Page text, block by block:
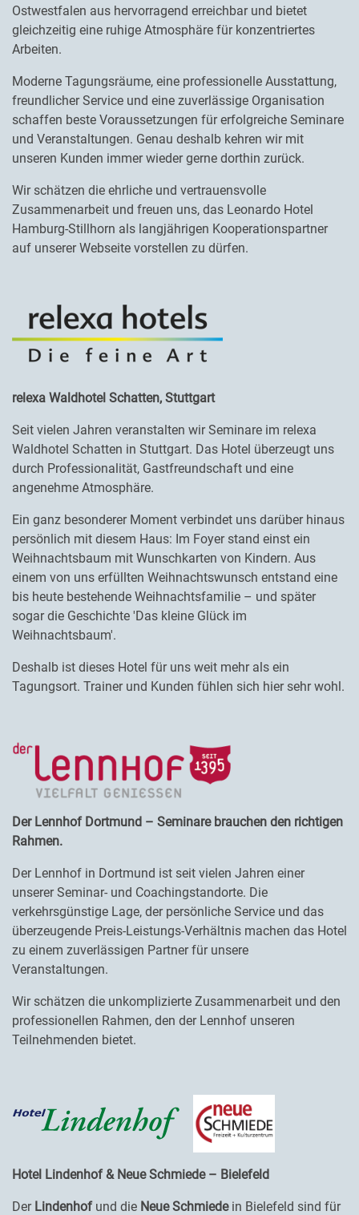
Ostwestfalen aus hervorragend erreichbar und bietet
gleichzeitig eine ruhige Atmosphäre für konzentriertes
Arbeiten.
Moderne Tagungsräume, eine professionelle Ausstattung,
freundlicher Service und eine zuverlässige Organisation
schaffen beste Voraussetzungen für erfolgreiche Seminare
und Veranstaltungen. Genau deshalb kehren wir mit
unseren Kunden immer wieder gerne dorthin zurück.
Wir schätzen die ehrliche und vertrauensvolle
Zusammenarbeit und freuen uns, das Leonardo Hotel
Hamburg-Stillhorn als langjährigen Kooperationspartner
auf unserer Webseite vorstellen zu dürfen.
relexa Waldhotel Schatten, Stuttgart
Seit vielen Jahren veranstalten wir Seminare im relexa
Waldhotel Schatten in Stuttgart. Das Hotel überzeugt uns
durch Professionalität, Gastfreundschaft und eine
angenehme Atmosphäre.
Ein ganz besonderer Moment verbindet uns darüber hinaus
persönlich mit diesem Haus: Im Foyer stand einst ein
Weihnachtsbaum mit Wunschkarten von Kindern. Aus
einem von uns erfüllten Weihnachtswunsch entstand eine
bis heute bestehende Weihnachtsfamilie – und später
sogar die Geschichte 'Das kleine Glück im
Weihnachtsbaum'.
Deshalb ist dieses Hotel für uns weit mehr als ein
Tagungsort. Trainer und Kunden fühlen sich hier sehr wohl.
Der Lennhof Dortmund – Seminare brauchen den richtigen
Rahmen.
Der Lennhof in Dortmund ist seit vielen Jahren einer
unserer Seminar- und Coachingstandorte. Die
verkehrsgünstige Lage, der persönliche Service und das
überzeugende Preis-Leistungs-Verhältnis machen das Hotel
zu einem zuverlässigen Partner für unsere
Veranstaltungen.
Wir schätzen die unkomplizierte Zusammenarbeit und den
professionellen Rahmen, den der Lennhof unseren
Teilnehmenden bietet.
Hotel Lindenhof & Neue Schmiede – Bielefeld
Der Lindenhofund die Neue Schmiedein Bielefeld sind für